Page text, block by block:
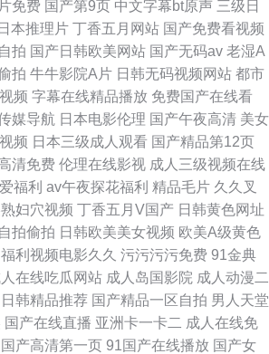
免费 国产第9页 中文字幕bt原声 三级日
日本推理片 丁香五月网站 国产免费看视频
拍 国产日韩欧美网站 国产无码av 老湿A
拍 牛牛影院A片 日韩无码视频网站 都市
频 字幕在线精品播放 免费国产在线看
媒导航 日本电影伦理 国产午夜高清 美女
频 日本三级成人观看 国产精品第12页
清免费 伦理在线影视 成人三级视频在线
福利 av午夜探花福利 精品毛片 久久叉
妇穴视频 丁香五月V国产 日韩黄色网址
拍偷拍 日韩欧美美女视频 欧美A级黄色
福利视频电影久久 污污污污免费 91金典
在线吃瓜网站 成人岛国影院 成人动漫二
日韩精品推荐 国产精品一区自拍 男人天堂
国产在线直播 亚洲卡一卡二 成人在线免
国产高清第一页 91国产在线播放 国产女